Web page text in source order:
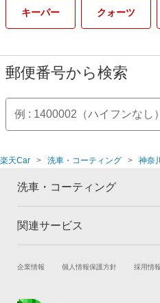
キーパー クォーツ
郵便番号から検索
楽天Car 洗車・コーティング 神奈
洗車・コーティング
トップ
コーティングとは
関連サービス
試乗・商談
企業情報 個人情報保護方針 採用情報